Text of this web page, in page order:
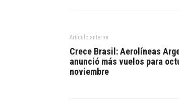
Artículo anterior
Crece Brasil: Aerolíneas
anunció más vuelos para
noviembre